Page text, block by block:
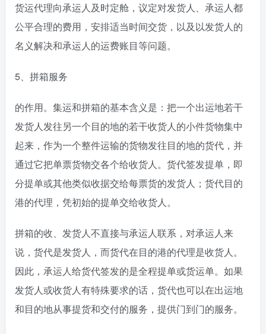
货运代理向承运人及时定舱，议定对发货人、承运人都
公平合理的费用，安排适当时间交货，以及以发货人的
名义解决和承运人的运费账目等问题。
5、拼箱服务
的作用。集运和拼箱的基本含义是：把一个出运地若干
发货人发往另一个目的地的若干收货人的小件货物集中
起来，作为一个整件运输的货物发往目的地的货代，并
通过它把单票货物交各个给收货人。货代签发提单，即
分提单或其他类似收据交给每票货的发货人；货代目的
港的代理，凭初始的提单交给收货人。
拼箱的收、发货人不直接与承运人联系，对承运人来
说，货代是发货人，而货代在目的港的代理是收货人。
因此，承运人给货代签发的是全程提单或货运单。如果
发货人或收货人有特殊要求的话，货代也可以在出运地
和目的地从事提货和交付的服务，提供门到门的服务。